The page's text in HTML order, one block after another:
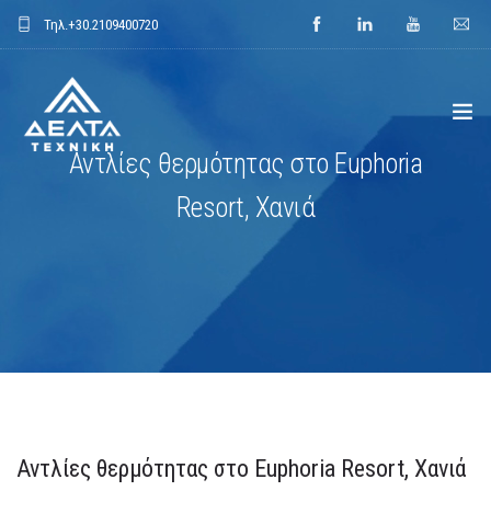
Τηλ.+30.2109400720
ΝΕΑ
Αντλίες θερμότητας στο Euphoria
Resort, Χανιά
Αντλίες θερμότητας στο Euphoria Resort, Χανιά